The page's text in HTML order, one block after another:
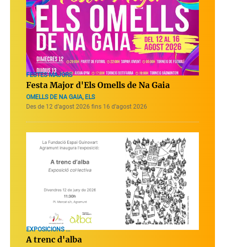
FESTES MAJORS
Festa Major d'Els Omells de Na Gaia
OMELLS DE NA GAIA, ELS
Des de 12 d’agost 2026 fins 16 d’agost 2026
EXPOSICIONS ...
A trenc d'alba